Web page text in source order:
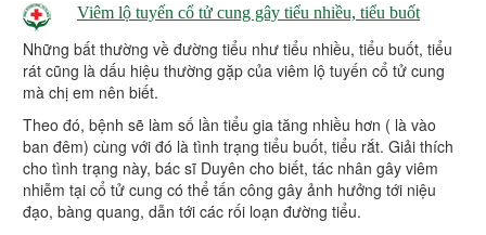
Viêm lộ tuyến cổ tử cung gây tiểu nhiều, tiểu buốt
Những bất thường về đường tiểu như tiểu nhiều, tiểu buốt, tiểu
rát cũng là dấu hiệu thường gặp của viêm lộ tuyến cổ tử cung
mà chị em nên biết.
Theo đó, bệnh sẽ làm số lần tiểu gia tăng nhiều hơn ( là vào
ban đêm) cùng với đó là tình trạng tiểu buốt, tiểu rắt. Giải thích
cho tình trạng này, bác sĩ Duyên cho biết, tác nhân gây viêm
nhiễm tại cổ tử cung có thể tấn công gây ảnh hưởng tới niệu
đạo, bàng quang, dẫn tới các rối loạn đường tiểu.